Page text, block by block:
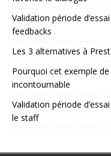
Validation période
feedbacks
Les 3 alternatives à
Pourquoi cet exemple
incontournable
Validation période
le staff